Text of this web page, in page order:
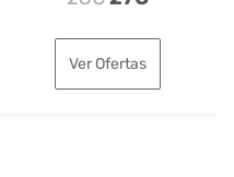
original
era:es:
Ver Ofertas